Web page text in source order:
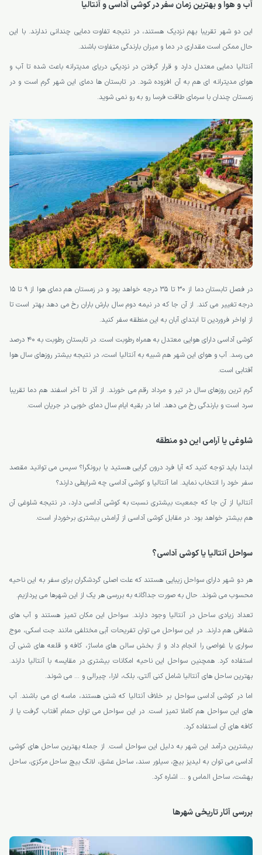
آب و هوا و بهترین زمان سفر در کوشی آداسی و آنتالیا
این دو شهر تقریبا بهم نزدیک هستند، در نتیجه تفاوت دمایی چندانی ندارند. با این
حال ممکن است مقداری در دما و میزان بارندگی متفاوت باشند.
آنتالیا دمایی معتدل دارد و قرار گرفتن در نزدیکی دریای مدیترانه باعث شده تا آب و
هوای مدیترانه ای هم به آن افزوده شود. در تابستان ها دمای این شهر گرم است و در
زمستان چندان با سرمای طاقت فرسا رو به رو نمی شوید.
در فصل تابستان دما از 30 تا 35 درجه خواهد بود و در زمستان هم دمای هوا از 9 تا 15
درجه تغییر می کند. از آن جا که در نیمه دوم سال بارش باران رخ می دهد بهتر است تا
از اواخر فروردین تا ابتدای آبان به این منطقه سفر کنید.
کوشی آداسی دارای هوایی معتدل به همراه رطوبت است. در تابستان رطوبت به 40 درصد
می رسد. آب و هوای این شهر هم شبیه به آنتالیا است، در نتیجه بیشتر روزهای سال هوا
آفتابی است.
گرم ترین روزهای سال در تیر و مرداد رقم می خورند. از آذر تا آخر اسفند هم دما تقریبا
سرد است و بارندگی رخ می دهد. اما در بقیه ایام سال دمای خوبی در جریان است.
شلوغی یا آرامی این دو منطقه
ابتدا باید توجه کنید که آیا فرد درون گرایی هستید یا برونگرا؟ سپس می توانید مقصد
سفر خود را انتخاب نماید. اما آنتالیا و کوشی آداسی چه شرایطی دارند؟
آنتالیا از آن جا که جمعیت بیشتری نسبت به کوشی آداسی دارد، در نتیجه شلوغی آن
هم بیشتر خواهد بود. در مقابل کوشی آداسی از آرامش بیشتری برخوردار است.
سواحل آنتالیا یا کوشی آداسی؟
هر دو شهر دارای سواحل زیبایی هستند که علت اصلی گردشگران برای سفر به این ناحیه
محسوب می شوند. حال به صورت جداگانه به بررسی هر یک از این شهرها می پردازیم.
تعداد زیادی ساحل در آنتالیا وجود دارند. سواحل این مکان تمیز هستند و آب های
شفافی هم دارند. در این سواحل می توان تفریحات آبی مختلفی مانند جت اسکی، موج
سواری یا غواصی را انجام داد و از بخش سالن های ماساژ، کافه و قلعه های شنی آن
استفاده کرد. همچنین سواحل این ناحیه امکانات بیشتری در مقایسه با آنتالیا دارند.
بهترین ساحل های آنتالیا شامل کنی آلتی، بلک، لارا، چیرالی و … می شوند.
اما در کوشی آداسی سواحل بر خلاف آنتالیا که شنی هستند، ماسه ای می باشند. آب
های این سواحل هم کاملا تمیز است. در این سواحل می توان حمام آفتاب گرفت یا از
کافه های آن استفاده کرد.
بیشترین درآمد این شهر به دلیل این سواحل است. از جمله بهترین ساحل های کوشی
آداسی می توان به لیدیز بیچ، سیلور سند، ساحل عشق، لانگ بیچ ساحل مرکزی، ساحل
بهشت، ساحل الماس و … اشاره کرد.
بررسی آثار تاریخی شهرها